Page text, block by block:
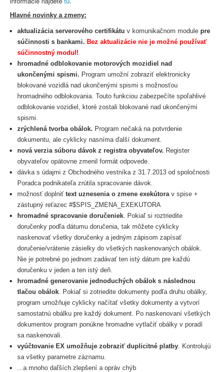
Hlavné novinky a zmeny:
aktualizácia serverového certifikátu v komunikačnom module pre
súčinnosti s bankami. Bez aktualizácie nie je možné používať
súčinnostný modul!
hromadné odblokovanie motorových mozidiel nad
ukončenými spismi. Program umožní zobraziť elektronicky
blokované vozidlá nad ukončenými spismi s možnosťou
hromadného odblokovania. Touto funkciou zabezpečíte spoľahlivé
odblokovanie vozidiel, ktoré zostali blokované nad ukončenými
spismi.
zrýchlená tvorba obálok. Program nečaká na potvrdenie
dokumentu, ale cyklicky nasníma ďalší dokument.
nová verzia súboru dávok z registra obyvateľov. Register
obyvateľov opätovne zmenil formát odpovede.
dávka s údajmi z Obchodného vestníka z 31.7.2013 od spoločnosti
Poradca podnikateľa zrútila spracovanie dávok.
možnosť doplniť text uznesenia o zmene exekútorav spise +
zástupný reťazec #$SPIS_ZMENA_EXEKUTORA
hromadné spracovanie doručeniek. Pokiaľ si roztriedite
doručenky podľa dátumu doručenia, tak môžete cyklicky
naskenovať všetky doručenky a jedným zápisom zapísať
doručenie/vrátenie zásielky do všetkých naskenovaných obálok.
Nie je potrebné po jednom zadávať ten istý dátum pre každú
doručenku v jeden a ten istý deň.
hromadné generovanie jednoduchých obálok s následnou
tlačou obálok. Pokiaľ si zotriedite dokumenty podľa druhu obálky,
program umožňuje cyklicky načítať všetky dokumenty a vytvorí
samostatnú obálku pre každý dokument. Po naskenovaní všetkých
dokumentov program ponúkne hromadne vytlačiť obálky v poradí
sa naskenovali.
vyúčtovanie EX umožňuje zobraziť duplicitné platby. Kontrolujú
sa všetky parametre záznamu.
...a mnoho daľších zlepšení a opráv chýb